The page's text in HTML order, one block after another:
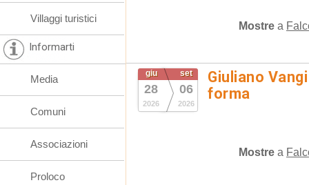
Mostre a
giu
28
2026
set
06
2026
Giuliano
forma
Mostre a
Villaggi turistici
Informarti
Media
Comuni
Associazioni
Proloco